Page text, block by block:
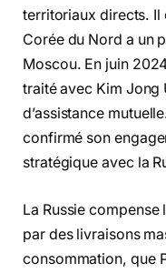
territoriaux directs. Il
Corée du Nord a un
Moscou. En juin
traité avec Kim Jong
d’assistance
confirmé son
stratégique avec la
La Russie
par des livraisons
consommation, que